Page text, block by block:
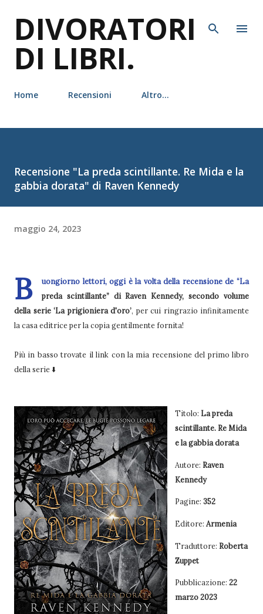
DIVORATORI
DI LIBRI.
Home Recensioni Altro…
Recensione "La preda scintillante. Re Mida e la
gabbia dorata" di Raven Kennedy
maggio 24, 2023
B
uongiorno lettori, oggi è la volta della recensione de “La
preda scintillante” di Raven Kennedy, secondo volume
della serie ‘La prigioniera d'oro’, per cui ringrazio infinitamente
la casa editrice per la copia gentilmente fornita!
Più in basso trovate il link con la mia recensione del primo libro
della serie ⬇️
Titolo: La preda
scintillante. Re Mida
e la gabbia dorata
Autore: Raven
Kennedy
Pagine: 352
Editore: Armenia
Traduttore: Roberta
Zuppet
Pubblicazione: 22
marzo 2023